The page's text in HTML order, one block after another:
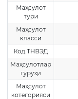
Маҳсулот
тури
Маҳсулот
класси
Код ТНВЭД
Маҳсулотлар
гуруҳи
Маҳсулот
котегорияси